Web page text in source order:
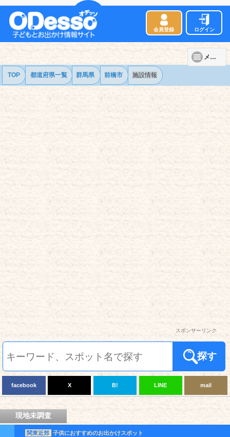
会員登録 ログイン
メニュー
TOP 都道府県一覧 群馬県 前橋市 施設情報
スポンサーリンク
探す
facebook X B! LINE mail
現地未調査
関東近郊 子供におすすめのお出かけスポット